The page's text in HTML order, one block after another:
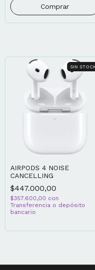
SIN
AIRPODS 4 NOISE
CANCELLING
$447.000,00
$357.600,00 con
Transferencia o depósito
bancario